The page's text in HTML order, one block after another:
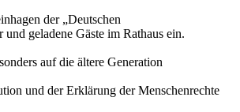
der „Deutschen
geladene Gäste im Rathaus ein.
auf die ältere Generation
und der Erklärung der Menschenrechte